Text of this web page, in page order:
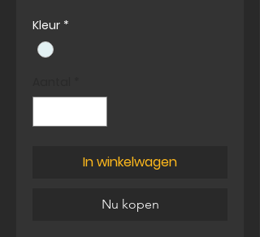
Kleur *
In winkelwagen
Nu kopen